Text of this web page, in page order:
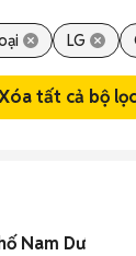
LG
tất cả bộ lọc
Nam Dư